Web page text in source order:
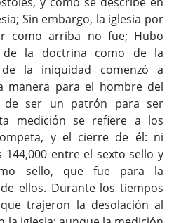
Sin embargo, la iglesia por
como arriba no fue; Hubo
de la doctrina como de la
la iniquidad comenzó a
manera para el hombre del
de ser un patrón para ser
medición se refiere a los
y el cierre de él: ni
entre el sexto sello y
sello, que fue para la
ellos. Durante los tiempos
trajeron la desolación al